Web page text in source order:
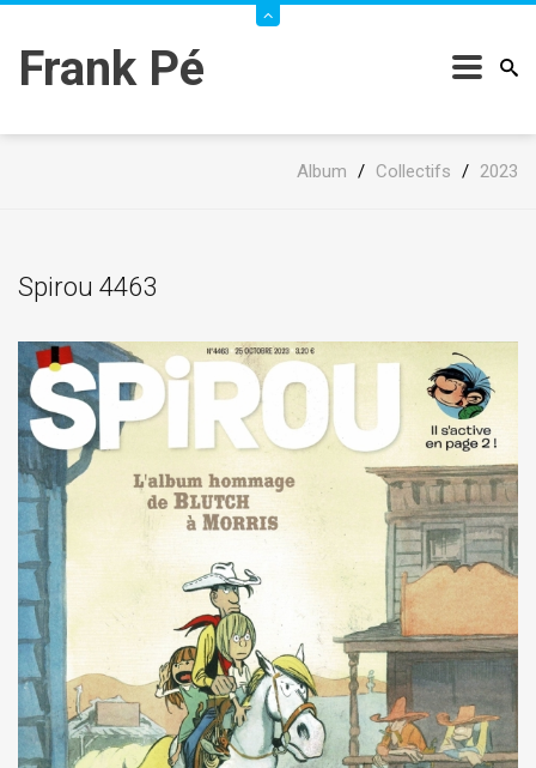
Frank Pé
Album / Collectifs / 2023
Spirou 4463